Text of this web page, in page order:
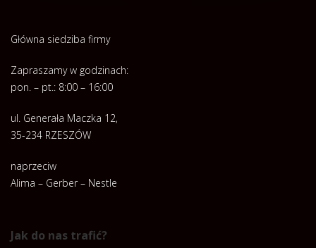
Główna siedziba firmy
Zapraszamy w godzinach:
pon. – pt.: 8:00 – 16:00
ul. Generała Maczka 12,
35-234 RZESZÓW
naprzeciw
Alima – Gerber – Nestle
Jak do nas trafić?